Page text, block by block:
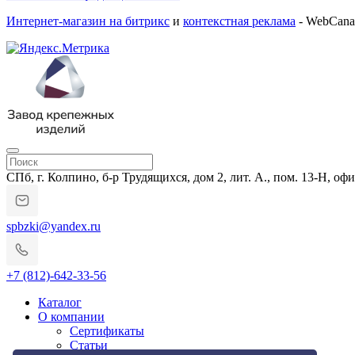
Интернет-магазин на битрикс и контекстная реклама -
СПб, г. Колпино, б-р Трудящихся, дом 2, лит. А., пом. 13-Н,
spbzki@yandex.ru
+7 (812)-642-33-56
Каталог
О компании
Сертификаты
Статьи